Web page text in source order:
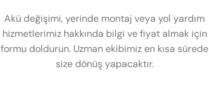
Akü değişimi, yerinde montaj veya yol yardım
hizmetlerimiz hakkında bilgi ve fiyat almak için
formu doldurun. Uzman ekibimiz en kısa sürede
size dönüş yapacaktır.